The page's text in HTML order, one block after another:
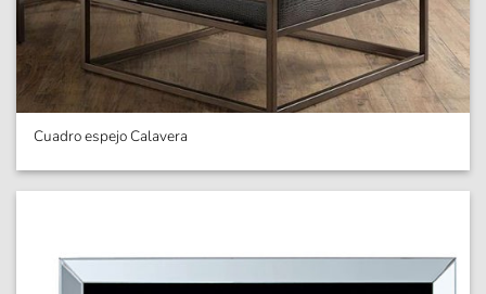
Cuadro espejo Calavera